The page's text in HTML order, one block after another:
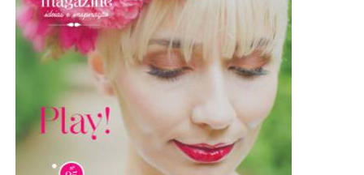
3 de Fevereiro de 2014
RITA RODRIGUES
A mim fazia-me mesmo falta para substituir o do ano passado…. A
3 de Fevereiro de 2014
FILIPA MONTEIRO
Este calendáro faz-me falta porque irá ser um ano muito especial